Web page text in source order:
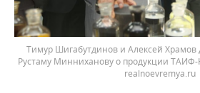
Тимур Шигабутдинов и Алексей Храмов
Рустаму Минниханову о продукции ТАИФ-
realnoevremya.ru